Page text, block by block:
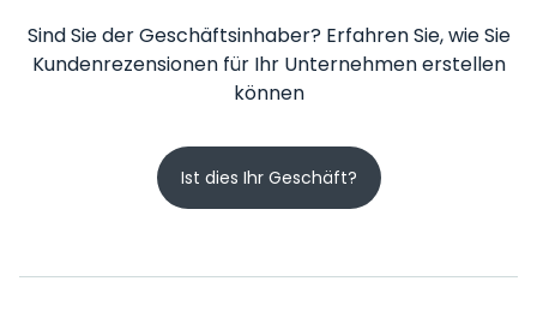
Sind Sie der Geschäftsinhaber? Erfahren Sie, wie Sie
Kundenrezensionen für Ihr Unternehmen erstellen
können
Ist dies Ihr Geschäft?